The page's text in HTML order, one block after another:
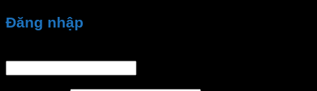
Đăng nhập